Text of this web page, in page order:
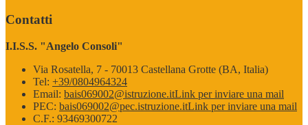
Contatti
I.I.S.S. "Angelo Consoli"
Via Rosatella, 7 - 70013 Castellana Grotte (BA, Italia)
Tel: +39/0804964324
Email: bais069002@istruzione.itLink per inviare una mail
PEC: bais069002@pec.istruzione.itLink per inviare una mail
C.F.: 93469300722